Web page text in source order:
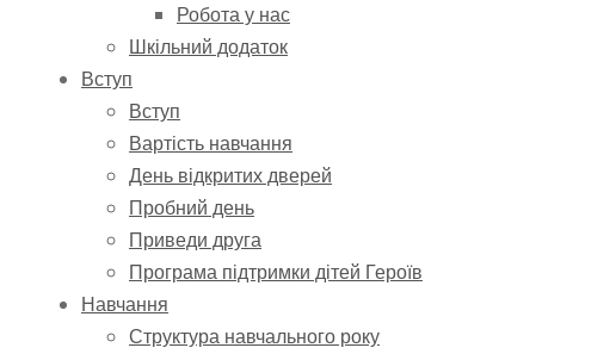
Робота у нас
Шкільний додаток
Вступ
Вступ
Вартість навчання
День відкритих дверей
Пробний день
Приведи друга
Програма підтримки дітей Героїв
Навчання
Структура навчального року